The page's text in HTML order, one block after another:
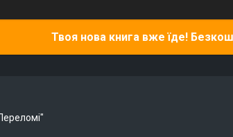
Твоя нова книга вже їде!